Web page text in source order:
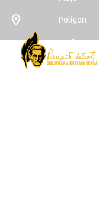
Poligon
nr. 4